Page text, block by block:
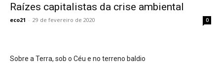
Raízes capitalistas da crise ambiental
eco21 - 29 de fevereiro de 2020 0
Sobre a Terra, sob o Céu e no terreno baldio